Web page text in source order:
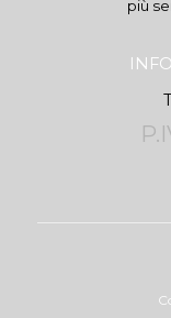
più